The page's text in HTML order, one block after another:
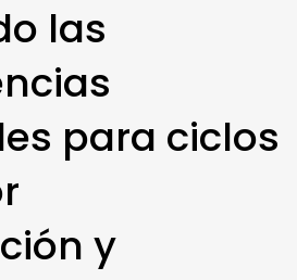
las
para ciclos
y